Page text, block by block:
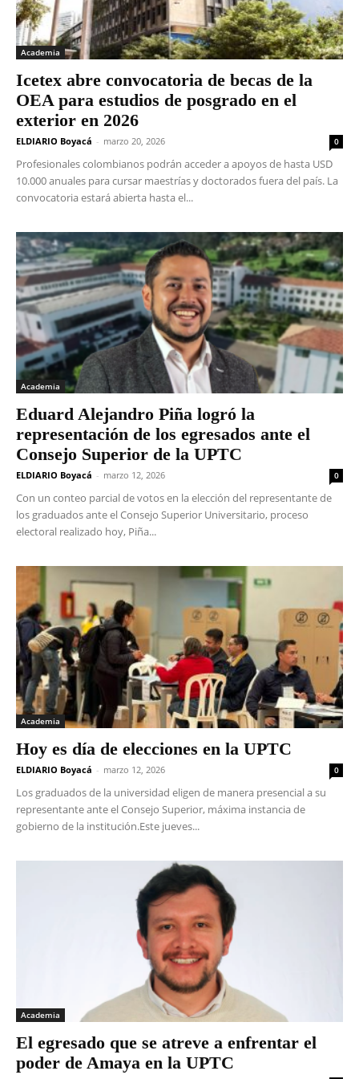
Academia
Icetex abre convocatoria de becas de la
OEA para estudios de posgrado en el
exterior en 2026
ELDIARIO Boyacá - marzo 20, 2026 0
Profesionales colombianos podrán acceder a apoyos de hasta USD
10.000 anuales para cursar maestrías y doctorados fuera del país. La
convocatoria estará abierta hasta el...
Academia
Eduard Alejandro Piña logró la
representación de los egresados ante el
Consejo Superior de la UPTC
ELDIARIO Boyacá - marzo 12, 2026 0
Con un conteo parcial de votos en la elección del representante de
los graduados ante el Consejo Superior Universitario, proceso
electoral realizado hoy, Piña...
Academia
Hoy es día de elecciones en la UPTC
ELDIARIO Boyacá - marzo 12, 2026 0
Los graduados de la universidad eligen de manera presencial a su
representante ante el Consejo Superior, máxima instancia de
gobierno de la institución.Este jueves...
Academia
El egresado que se atreve a enfrentar el
poder de Amaya en la UPTC